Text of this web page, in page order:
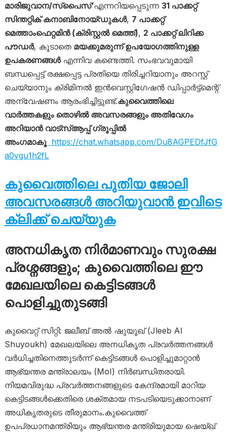
മാരിജുവാന/സ്പൈസ്’എന്നറിയപ്പെടുന്ന 31 പാക്കറ്റ്
സിന്തറ്റിക് കനാബിനോയ്ഡുകൾ, 7 പാക്കറ്റ്
മെത്താംഫെറ്റമിൻ (ക്രിസ്റ്റൽ മെത്ത്), 2 പാക്കറ്റ് ലിറിക്ക
പൗഡർ, കൂടാതെ മയക്കുമരുന്ന് ഉപയോഗത്തിനുള്ള
ഉപകരണങ്ങൾഎന്നിവ കണ്ടെത്തി. സംഭവവുമായി
ബന്ധപ്പെട്ട് രക്ഷപ്പെട്ട പ്രതിയെ തിരിച്ചറിയാനും അറസ്റ്റ്
ചെയ്യാനും ക്രിമിനൽ ഇൻവെസ്റ്റിഗേഷൻ ഡിപ്പാർട്ട്മെന്റ്
അന്വേഷണം ആരംഭിച്ചിട്ടുണ്ട്.കുവൈത്തിലെ
വാർത്തകളും തൊഴിൽ അവസരങ്ങളും അതിവേഗം
അറിയാൻ വാട്സ്ആപ്പ് ഗ്രൂപ്പിൽ
അംഗമാകൂhttps://chat.whatsapp.com/Du8AGPEDfJfG
a0vgu1h2fL
കുവൈത്തിലെ പുതിയ ജോലി
അവസരങ്ങൾ അറിയുവാൻ ഇവിടെ
ക്ലിക്ക് ചെയ്യുക
അനധികൃത നിർമാണവും സുരക്ഷ
പ്രശ്നങ്ങളും; കുവൈത്തിലെ ഈ
മേഖലയിലെ കെട്ടിടങ്ങൾ
പൊളിച്ചുതുടങ്ങി
കുവൈറ്റ് സിറ്റി: ജലീബ് അൽ ഷുയൂഖ് (Jleeb Al
Shuyoukh) മേഖലയിലെ അനധികൃത പ്രവർത്തനങ്ങൾ
വർധിച്ചതിനെത്തുടർന്ന് കെട്ടിടങ്ങൾ പൊളിച്ചുമാറ്റാൻ
ആഭ്യന്തര മന്ത്രാലയം (MoI) നിർബന്ധിതരായി.
നിയമവിരുദ്ധ പ്രവർത്തനങ്ങളുടെ കേന്ദ്രമായി മാറിയ
കെട്ടിടങ്ങൾക്കെതിരെ ശക്തമായ നടപടിയെടുക്കാനാണ്
അധികൃതരുടെ തീരുമാനം.കുവൈത്ത്
ഉപപ്രധാനമന്ത്രിയും ആഭ്യന്തര മന്ത്രിയുമായ ഷെയ്ഖ്